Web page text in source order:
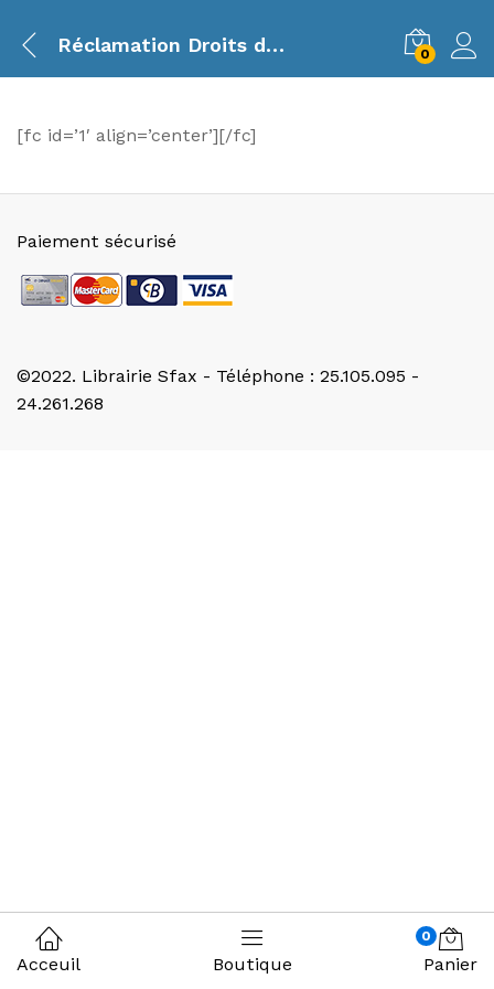
Réclamation Droits d’auteur 0
[fc id=’1′ align=’center’][/fc]
©2022. Librairie Sfax - Téléphone : 25.105.095 -
24.261.268
Paiement sécurisé
Acceuil Boutique
0
Panier